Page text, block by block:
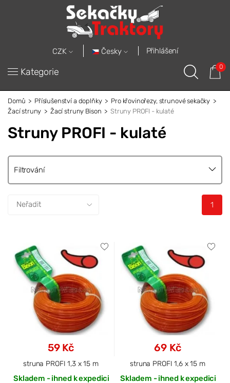
CZK Česky Přihlášení
Kategorie 0
Domů Příslušenství a doplňky
Pro křovinořezy, strunové sekačky
Žací struny
Žací struny Bison Struny PROFI - kulaté
Struny PROFI - kulaté
Filtrování
1
59 Kč
struna PROFI 1,3 x 15 m
Skladem - ihned k expedici
69 Kč
struna PROFI 1,6 x 15 m
Skladem - ihned k expedici